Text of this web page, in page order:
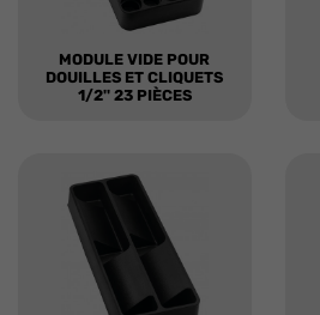
MODULE VIDE POUR
DOUILLES ET CLIQUETS
1/2'' 23 PIÈCES